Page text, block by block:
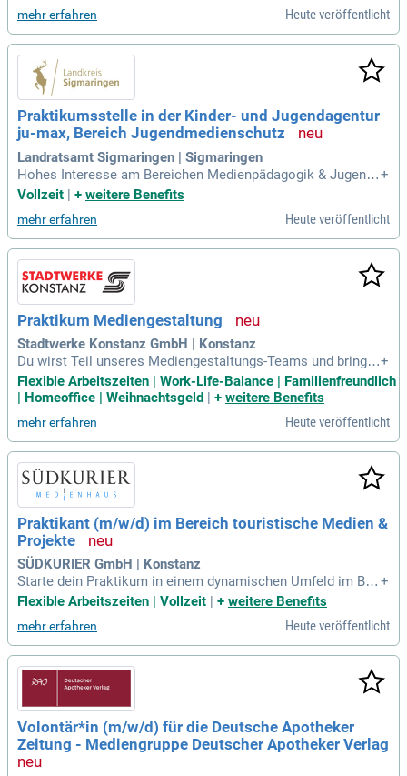
d die Weiterentwicklung unserer internen Skillsplattform. De
ine Ideen fließen in die Gestaltung von Workshop-Unterlage
n und Management-Präsentationen ein. Eine Recherche zu a
ktuellen Trendthemen wird ebenfalls Teil deiner Aufgaben s
ein. Die Position ist ab Oktober 2026 verfügbar, mit flexiblen
Startterminen, und setzt sichere Deutsch- und Englischkenn
tnisse sowie MS Office-Kenntnisse voraus.
mehr erfahren Heute veröffentlicht
Praktikumsstelle in der Kinder- und Jugendagentur
ju-max, Bereich Jugendmedienschutz
Landratsamt Sigmaringen | Sigmaringen
Hohes Interesse am Bereichen Medienpädagogik & Jugend
medienschutz. Grundlegende EDV Kenntnisse. Bereitschaft
sprechen. Führerschein.
+
Vollzeit | + weitere Benefits
mehr erfahren Heute veröffentlicht
Praktikum Mediengestaltung
Stadtwerke Konstanz GmbH | Konstanz
Du wirst Teil unseres Mediengestaltungs-Teams und bringst
frischen Wind in unsere Projekte; Von Print bis digital – du s
etzt Ideen in verschiedensten Medien um; Grafikdesign mit
Spielraum: Kreative Lösungen innerhalb unseres Corporate
Designs entwickeln
+
Flexible Arbeitszeiten | Work-Life-Balance | Familienfreundlich
| Homeoffice | Weihnachtsgeld | + weitere Benefits
mehr erfahren Heute veröffentlicht
Praktikant (m/w/d) im Bereich touristische Medien &
Projekte
SÜDKURIER GmbH | Konstanz
Starte dein Praktikum in einem dynamischen Umfeld im Ber
eich BWL, Marketing oder Medienwissenschaften. Wir such
chkenntnissen, die eigenständig und sorgfältig arbeiten. Du
hast ein Gespür für Trends und liebst Social Media? Dann er
lebe spannende Einblicke in die digitale Vermarktung am Bo
densee! Nutze moderne Tools zur Content-Planung und Erfo
lgsmessung und arbeite flexibel, auch mobil. Vergütung von
bis zu 750 EUR brutto monatlich erwartet dich. Bei uns zählt
der Mensch – bewirb dich jetzt und gestalte die Zukunft mit!
+
Flexible Arbeitszeiten | Vollzeit
+ weitere Benefits
mehr erfahren Heute veröffentlicht
Volontär*in (m/w/d) für die Deutsche Apotheker
Zeitung - Mediengruppe Deutscher Apotheker Verlag